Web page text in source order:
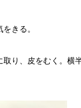
きる。
取り、皮をむく。横